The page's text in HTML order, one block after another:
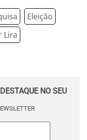
Eleição
Lira
NO SEU